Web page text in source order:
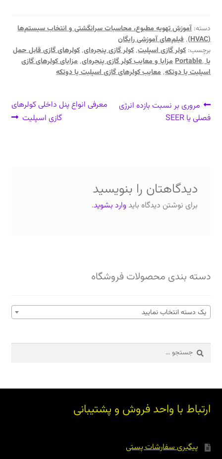
دسته:آموزش تهویه مطبوع، محاسبات سرانگشتی و انتخاب سیستم‌ها
(HVAC)
٬فیلم‌های آموزشی رایگان
برچسب:کولر گازی اسپلیت٬کولر گازی پنجره‌ای٬کولرهای گازی قابل حمل
یا Portable٬ مزایا و معایب کولر گازی پنجره‌ای٬مزایای کولرهای گازی
اسپلیت یا دوتکه٬معایب کولرهای گازی اسپلیت یا دوتکه
راهبری
نوشته
نوشتهٔ
قبلی:
مروری بر نسبت بازده انرژی
فصلی یا SEER
نوشتهٔ
معرفی انواع پنل داخلی کولرهای
گازی اسپلیت
دیدگاهتان را بنویسید
برای نوشتن دیدگاه باید وارد بشوید.
دسته بندی محصولات فروشگاه
یک دسته انتخاب نمایید
جستجو
برای:
ارتباط با واحد فروش و پشتیبانی
پیگیری سفارشات پستی